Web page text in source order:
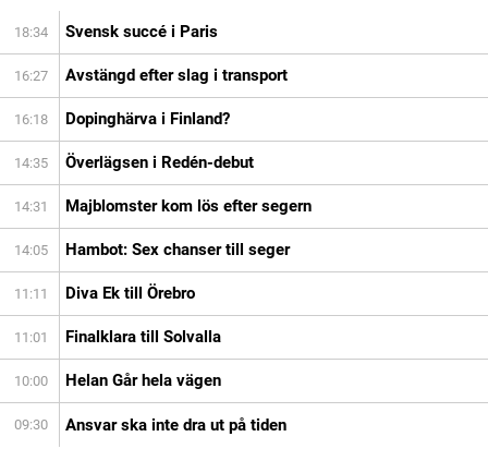
18:34 Svensk succé i Paris
16:27 Avstängd efter slag i transport
16:18 Dopinghärva i Finland?
14:35 Överlägsen i Redén-debut
14:31 Majblomster kom lös efter segern
14:05 Hambot: Sex chanser till seger
11:11 Diva Ek till Örebro
11:01 Finalklara till Solvalla
10:00 Helan Går hela vägen
09:30 Ansvar ska inte dra ut på tiden